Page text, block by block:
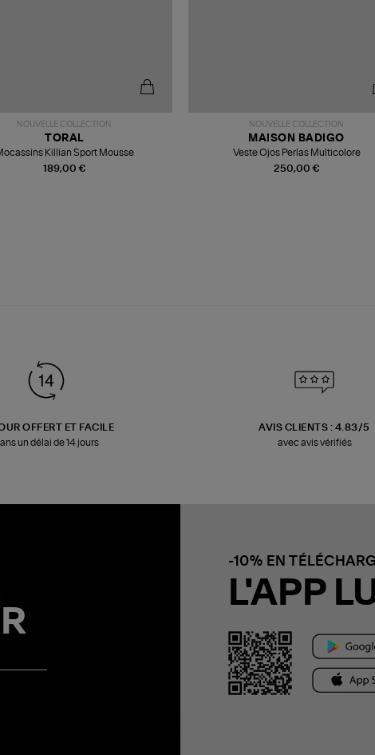
NOUVELLE COLLECTION
189,00 €
TORAL
Killian Sport Mousse
NOUVELLE COLLECTION
250,00 €
MAISON BADIGO
Veste Ojos Perlas Multicolore
OFFERT ET FACILE
un délai de 14 jours
AVIS CLIENTS : 4.83/5
avec avis vérifiés
-10% EN
L'APP